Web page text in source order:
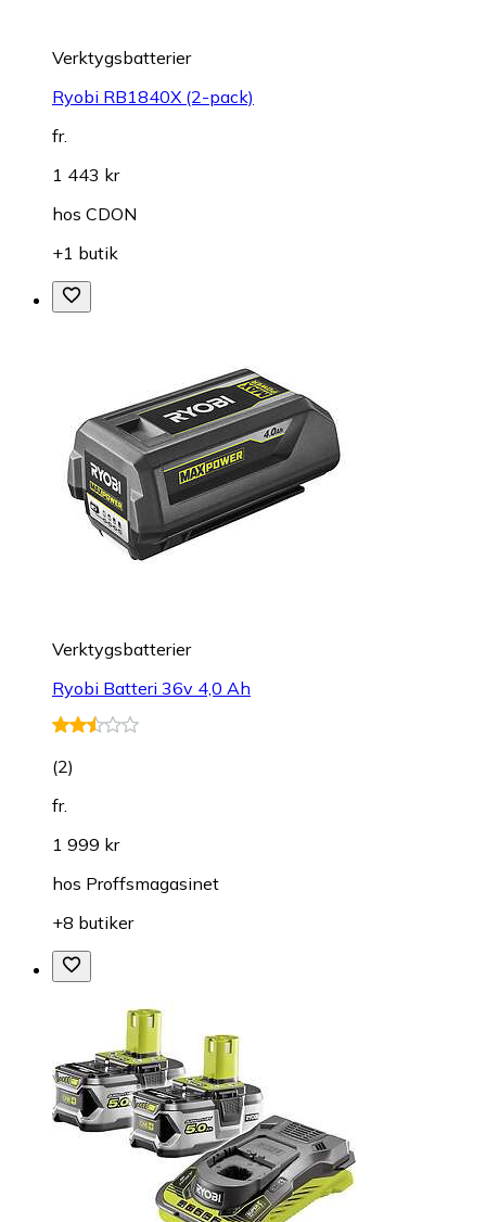
Verktygsbatterier
Ryobi RB1840X (2-pack)
fr.
1 443 kr
hos CDON
+1 butik
Verktygsbatterier
Ryobi Batteri 36v 4,0 Ah
(2)
fr.
1 999 kr
hos Proffsmagasinet
+8 butiker